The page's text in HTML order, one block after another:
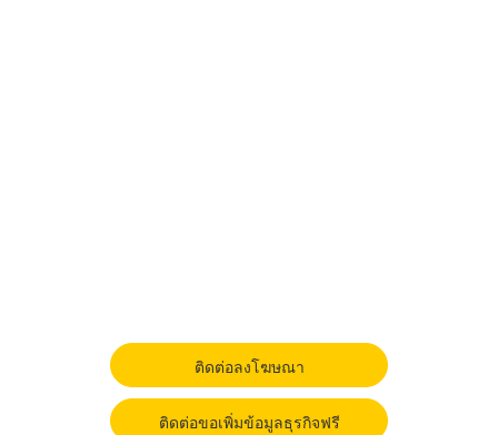
ติดต่อลงโฆษณา
ติดต่อขอเพิ่มข้อมูลธุรกิจฟรี